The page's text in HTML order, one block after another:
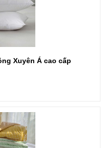
Xuyên Á cao cấp